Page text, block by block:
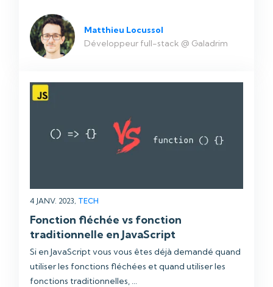
Matthieu Locussol
Développeur full-stack @ Galadrim
4 JANV. 2023, TECH
Fonction fléchée vs fonction
traditionnelle en JavaScript
Si en JavaScript vous vous êtes déjà demandé quand
utiliser les fonctions fléchées et quand utiliser les
fonctions traditionnelles, ...